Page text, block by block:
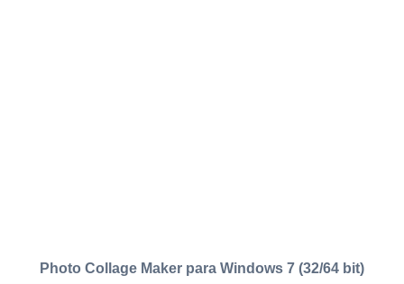
Photo Collage Maker para Windows 7 (32/64 bit)